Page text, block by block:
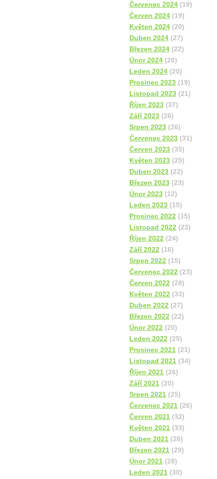
Červenec 2024 (19)
Červen 2024 (19)
Květen 2024 (20)
Duben 2024 (27)
Březen 2024 (22)
Únor 2024 (20)
Leden 2024 (20)
Prosinec 2023 (19)
Listopad 2023 (21)
Říjen 2023 (37)
Září 2023 (26)
Srpen 2023 (26)
Červenec 2023 (31)
Červen 2023 (35)
Květen 2023 (25)
Duben 2023 (22)
Březen 2023 (23)
Únor 2023 (12)
Leden 2023 (15)
Prosinec 2022 (15)
Listopad 2022 (23)
Říjen 2022 (24)
Září 2022 (16)
Srpen 2022 (15)
Červenec 2022 (23)
Červen 2022 (28)
Květen 2022 (33)
Duben 2022 (27)
Březen 2022 (22)
Únor 2022 (20)
Leden 2022 (25)
Prosinec 2021 (21)
Listopad 2021 (34)
Říjen 2021 (26)
Září 2021 (20)
Srpen 2021 (25)
Červenec 2021 (26)
Červen 2021 (32)
Květen 2021 (33)
Duben 2021 (26)
Březen 2021 (29)
Únor 2021 (28)
Leden 2021 (30)